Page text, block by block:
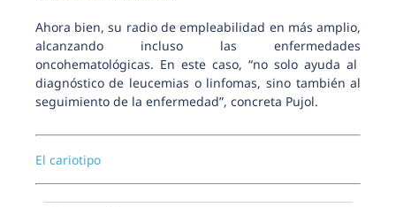
Ahora bien, su radio de empleabilidad en más amplio,
alcanzando incluso las enfermedades
oncohematológicas. En este caso, “no solo ayuda al
diagnóstico de leucemias o linfomas, sino también al
seguimiento de la enfermedad”, concreta Pujol.
El cariotipo